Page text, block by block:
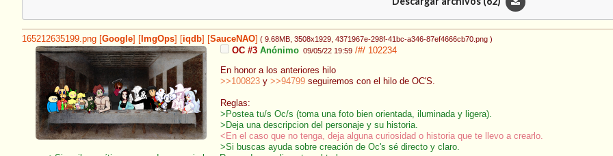
165212635199.png Google ImgOps iqdb SauceNAO ( 9.68MB , 3508x1929 , 4371967e-298f-41bc-a346-87ef4666cb70.png )
OC #3 Anónimo 09/05/22 19:59 /#/ 102234
En honor a los anteriores hilo
>>100823 y >>94799 seguiremos con el hilo de OC'S.
Reglas:
>Postea tu/s Oc/s (toma una foto bien orientada, iluminada y ligera).
>Deja una descripcion del personaje y su historia.
<En el caso que no tenga, deja alguna curiosidad o historia que te llevo a crearlo.
>Si buscas ayuda sobre creación de Oc's sé directo y claro.